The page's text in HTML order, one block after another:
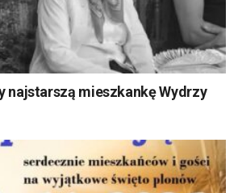
najstarszą mieszkankę Wydrzy